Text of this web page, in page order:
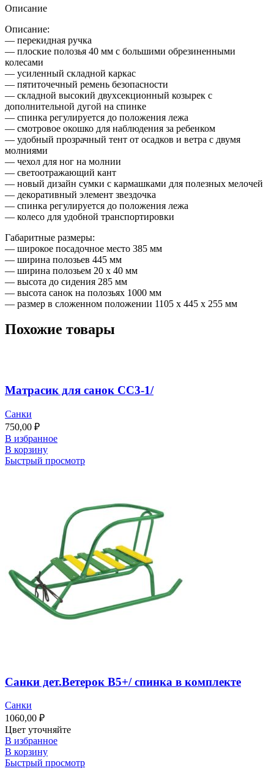
Описание
Описание:
— перекидная ручка
— плоские полозья 40 мм с большими обрезиненными
колесами
— усиленный складной каркас
— пятиточечный ремень безопасности
— складной высокий двухсекционный козырек с
дополнительной дугой на спинке
— спинка регулируется до положения лежа
— смотровое окошко для наблюдения за ребенком
— удобный прозрачный тент от осадков и ветра с двумя
молниями
— чехол для ног на молнии
— светоотражающий кант
— новый дизайн сумки с кармашками для полезных мелочей
— декоративный элемент звездочка
— спинка регулируется до положения лежа
— колесо для удобной транспортировки
Габаритные размеры:
— широкое посадочное место 385 мм
— ширина полозьев 445 мм
— ширина полозьем 20 х 40 мм
— высота до сидения 285 мм
— высота санок на полозьях 1000 мм
— размер в сложенном положении 1105 х 445 х 255 мм
Похожие товары
Матрасик для санок СС3-1/
Санки
750,00 ₽
В избранное
В корзину
Быстрый просмотр
Санки дет.Ветерок В5+/ спинка в комплекте
Санки
1060,00 ₽
Цвет уточняйте
В избранное
В корзину
Быстрый просмотр